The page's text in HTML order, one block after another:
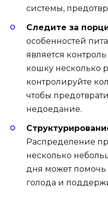
системы,
Следите за
особенностей
является
кошку несколько
контролируйте
чтобы
недоедание.
Распределение
несколько
дня может помочь
голода и